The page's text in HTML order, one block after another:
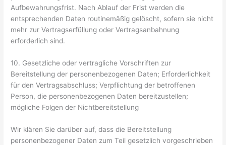
Aufbewahrungsfrist. Nach Ablauf der Frist werden die
entsprechenden Daten routinemäßig gelöscht, sofern sie nicht
mehr zur Vertragserfüllung oder Vertragsanbahnung
erforderlich sind.
10. Gesetzliche oder vertragliche Vorschriften zur
Bereitstellung der personenbezogenen Daten; Erforderlichkeit
für den Vertragsabschluss; Verpflichtung der betroffenen
Person, die personenbezogenen Daten bereitzustellen;
mögliche Folgen der Nichtbereitstellung
Wir klären Sie darüber auf, dass die Bereitstellung
personenbezogener Daten zum Teil gesetzlich vorgeschrieben